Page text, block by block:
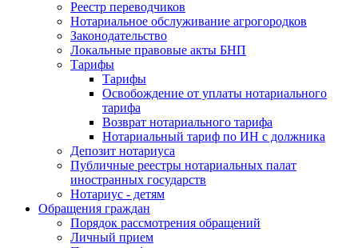
Реестр переводчиков
Нотариальное обслуживание агрогородков
Законодательство
Локальные правовые акты БНП
Тарифы
Тарифы
Освобождение от уплаты нотариального
тарифа
Возврат нотариального тарифа
Нотариальный тариф по ИН с должника
Депозит нотариуса
Публичные реестры нотариальных палат
иностранных государств
Нотариус - детям
Обращения граждан
Порядок рассмотрения обращений
Личный прием